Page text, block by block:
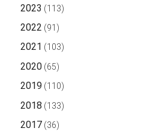
2023 (113)
2022 (91)
2021 (103)
2020(65)
2019 (110)
2018 (133)
2017(36)